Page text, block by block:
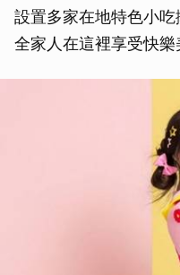
設置多家在地特色小
全家人在這裡享受快樂